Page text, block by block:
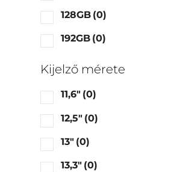
128GB (0)
192GB (0)
Kijelző mérete
11,6" (0)
12,5" (0)
13" (0)
13,3" (0)